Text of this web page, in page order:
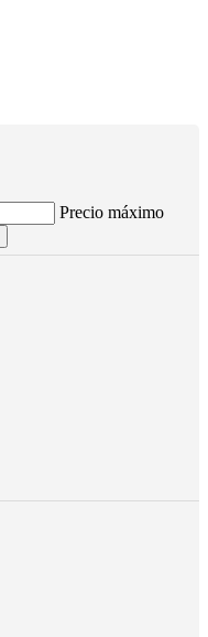
Precio máximo